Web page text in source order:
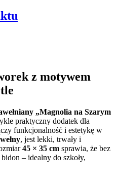
z motywem
„Magnolia na Szarym
praktyczny dodatek dla
funkcjonalność i estetykę w
, jest lekki, trwały i
45 × 35 cm sprawia, że bez
– idealny do szkoły,